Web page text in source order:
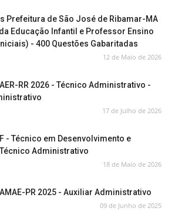
Prefeitura de São José de Ribamar-MA
Educação Infantil e Professor Ensino
- 400 Questões Gabaritadas
12 de Maio de 2026
RR 2026 - Técnico Administrativo -
17 de Julho de 2026
- Técnico em Desenvolvimento e
Administrativo
18 de Maio de 2026
PR 2025 - Auxiliar Administrativo
09 de Junho de 2025